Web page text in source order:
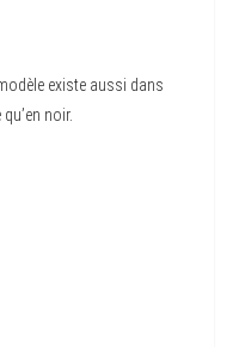
existe aussi dans
noir.